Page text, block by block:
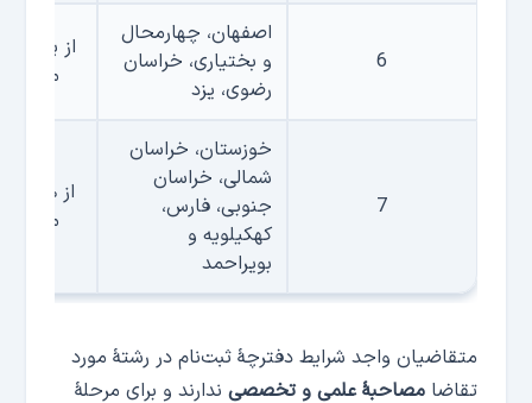
6
اصفهان، چهارمحال
و بختیاری، خراسان
رضوی، یزد
از
مدت
7
خوزستان، خراسان
شمالی، خراسان
جنوبی، فارس،
کهکیلویه و
بویراحمد
از
مدت
متقاضیان واجد شرایط دفترچۀ ثبت‌نام در رشتۀ مورد
تقاضامصاحبۀ علمی و تخصصی ندارند و برای مرحلۀ